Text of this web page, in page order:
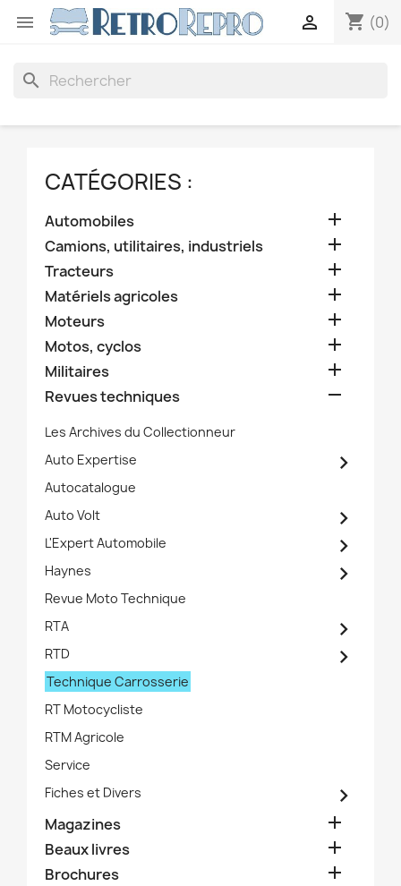
 shopping_cart (0)

search
CATÉGORIES :
Automobiles 
Camions, utilitaires, industriels 
Tracteurs 
Matériels agricoles 
Moteurs 
Motos, cyclos 
Militaires 
Revues techniques 
Les Archives du Collectionneur
Auto Expertise

Autocatalogue
Auto Volt

L'Expert Automobile 
Haynes 
Revue Moto Technique
RTA

RTD 
Technique Carrosserie
RT Motocycliste
RTM Agricole
Service
Fiches et Divers

Magazines 
Beaux livres 
Brochures 